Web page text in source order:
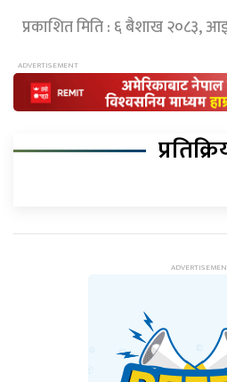
प्रकाशित मिति : ६ बैशाख २०८३,